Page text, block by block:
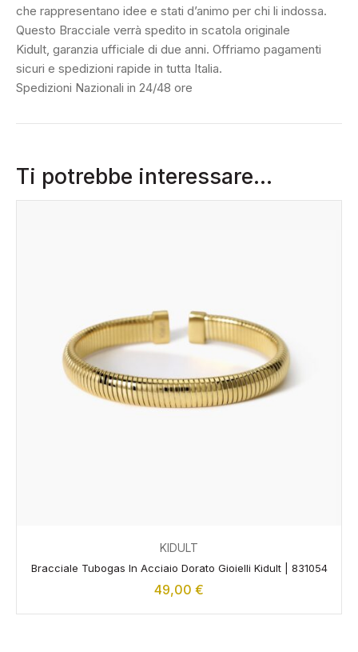
che rappresentano idee e stati d’animo per chi li indossa.
Questo Bracciale verrà spedito in scatola originale
Kidult, garanzia ufficiale di due anni. Offriamo pagamenti
sicuri e spedizioni rapide in tutta Italia.
Spedizioni Nazionali in 24/48 ore
Ti potrebbe interessare…
KIDULT
Bracciale Tubogas In Acciaio Dorato Gioielli Kidult | 831054
49,00 €